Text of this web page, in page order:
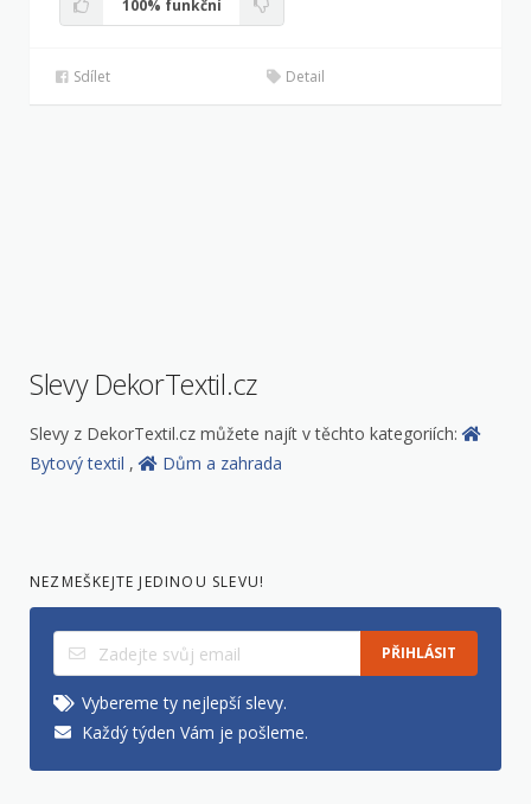
100% funkční
Sdílet Detail
Slevy DekorTextil.cz
Slevy z DekorTextil.cz můžete najít v těchto kategoriích:
Bytový textil , Dům a zahrada
NEZMEŠKEJTE JEDINOU SLEVU!
PŘIHLÁSIT
Vybereme ty nejlepší slevy.
Každý týden Vám je pošleme.